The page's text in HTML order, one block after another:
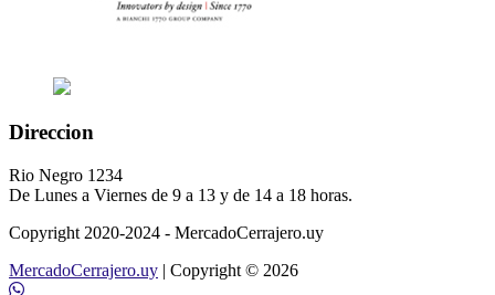
Direccion
Rio Negro 1234
De Lunes a Viernes de 9 a 13 y de 14 a 18 horas.
Copyright 2020-2024 - MercadoCerrajero.uy
MercadoCerrajero.uy | Copyright © 2026